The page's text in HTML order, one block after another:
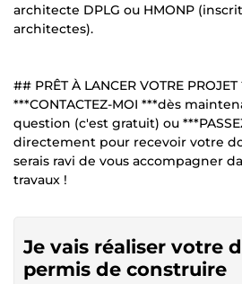
architecte DPLG ou HMONP
architectes).
## PRÊT À LANCER VOTRE PROJET
***CONTACTEZ-MOI ***dès
question (c'est gratuit) ou
directement pour recevoir votre
serais ravi de vous accompagner
travaux !
Je vais réaliser votre
permis de construire